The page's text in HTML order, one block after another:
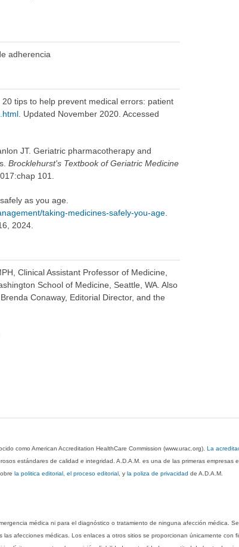
adherencia
tips to help prevent medical errors: patient
. Updated November 2020. Accessed
JT. Geriatric pharmacotherapy and
Brocklehurst's Textbook of Geriatric Medicine
101.
as you age.
taking-medicines-safely-you-age.
2024.
Clinical Assistant Professor of Medicine,
School of Medicine, Seattle, WA. Also
Conaway, Editorial Director, and the
como American Accreditation HealthCare Commission (www.urac.org).La
estándares de calidad e integridad. A.D.A.M. es una de las primeras empresas
la politica editorial, el proceso editorial , yla poliza de privacidad de A.D.A.M.
médica ni para el diagnóstico o tratamiento de ninguna afección médica.
afecciones médicas. Los enlaces a otros sitios se proporcionan únicamente con